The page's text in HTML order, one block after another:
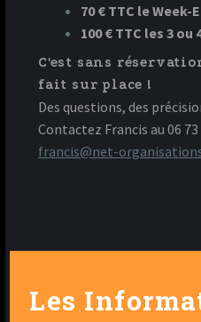
70 € TTC le Week-
100 € TTC les 3 ou
C'est sans
fait sur place !
Des questions, des
Contactez Francis au 06
francis@net-
Les